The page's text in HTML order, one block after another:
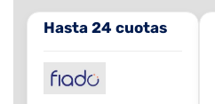
Hasta 24 cuotas